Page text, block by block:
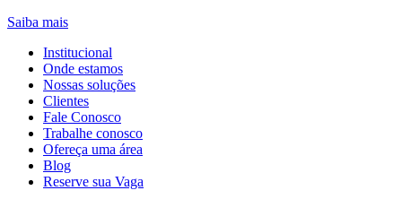
Saiba mais
Institucional
Onde estamos
Nossas soluções
Clientes
Fale Conosco
Trabalhe conosco
Ofereça uma área
Blog
Reserve sua Vaga